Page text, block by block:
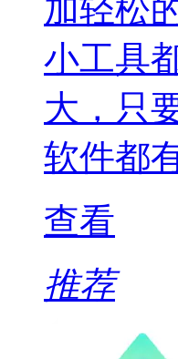
加轻松
小工具
大，只
软件都
查看
推荐